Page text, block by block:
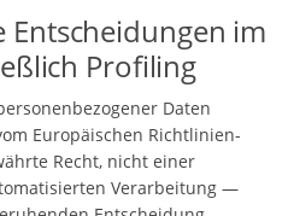
Entscheidungen im
Profiling
Daten
Europäischen Richtlinien-
Recht, nicht einer
Verarbeitung —